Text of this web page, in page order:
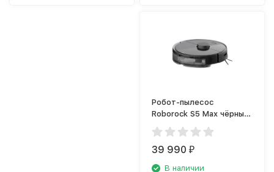
Робот-пылесос
Roborock S5 Max чёрный
(S5E52-02)
39 990₽
В наличии